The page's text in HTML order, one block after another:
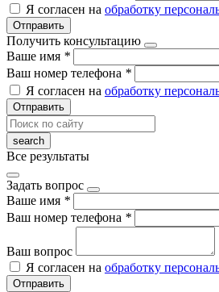
Я согласен на обработку
Отправить
Получить консультацию
Ваше имя *
Ваш номер телефона *
Я согласен на обработку
Отправить
Все результаты
Задать вопрос
Ваше имя *
Ваш номер телефона *
Ваш вопрос
Я согласен на обработку
Отправить